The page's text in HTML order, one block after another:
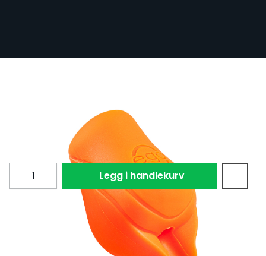
BEZ-BIOGRIPNOLIP-ORN
NOK 177,00 NOK 123,90
Antall Legg i handlekurv
Silicone Biogrip in Orange by Bez of Triplesix Studios